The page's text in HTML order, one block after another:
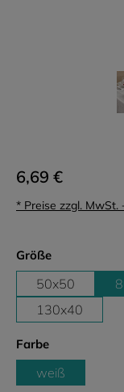
6,69 €
* Preise zzgl. MwSt.
Größeauswählen
50x50
130x40
Farbeauswählen
weiß